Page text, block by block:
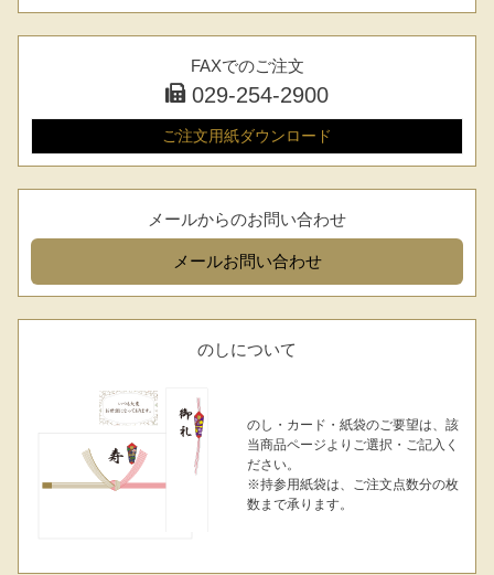
FAXでのご注文
029-254-2900
ご注文用紙ダウンロード
メールからのお問い合わせ
メールお問い合わせ
のしについて
のし・カード・紙袋のご要望は、該
当商品ページよりご選択・ご記入く
ださい。
※持参用紙袋は、ご注文点数分の枚
数まで承ります。